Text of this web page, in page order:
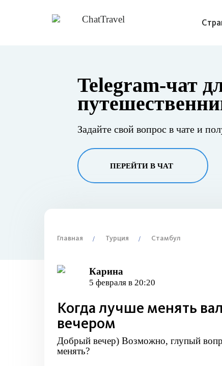
Telegram-чат
Задайте свой вопрос в чате и
ПЕРЕЙТИ В ЧАТ
Главная Турция Стамбул
Карина
5 февраля в 20:20
Когда лучше менять
вечером
Добрый вечер) Возможно, глупый
менять?